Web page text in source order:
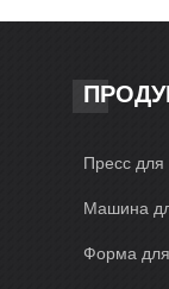
Пресс для
Машина
Форма для